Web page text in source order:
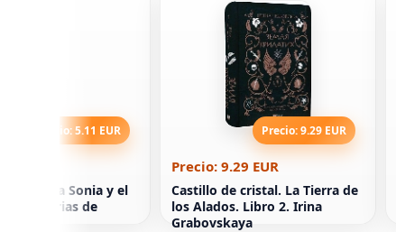
Precio: 5.11 EUR
pequeña Sonia y el
historias de
Precio: 9.29 EUR
Precio: 9.29 EUR
Castillo de cristal. La Tierra de
los Alados. Libro 2. Irina
Grabovskaya